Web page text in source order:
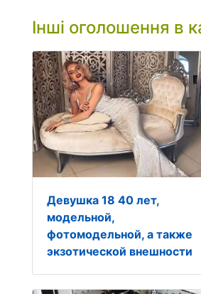
Інші оголошення в
Девушка 18 40 лет,
модельной,
фотомодельной, а также
экзотической внешности